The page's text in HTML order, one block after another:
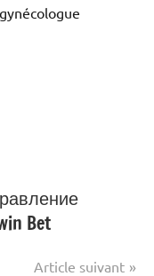
Bet
Article suivant